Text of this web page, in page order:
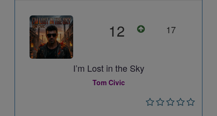
12 17
I’m Lost in the Sky
Tom Civic